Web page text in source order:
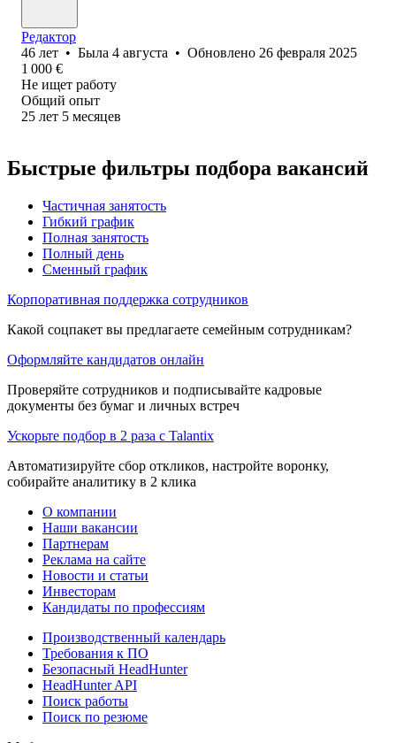
Редактор
46 лет • Была 4 августа • Обновлено 26 февраля 2025
1 000 €
Не ищет работу
Общий опыт
25 лет 5 месяцев
Быстрые фильтры подбора вакансий
Частичная занятость
Гибкий график
Полная занятость
Полный день
Сменный график
Корпоративная поддержка сотрудников
Какой соцпакет вы предлагаете семейным сотрудникам?
Оформляйте кандидатов онлайн
Проверяйте сотрудников и подписывайте кадровые
документы без бумаг и личных встреч
Ускорьте подбор в 2 раза с Talantix
Автоматизируйте сбор откликов, настройте воронку,
собирайте аналитику в 2 клика
О компании
Наши вакансии
Партнерам
Реклама на сайте
Новости и статьи
Инвесторам
Кандидаты по профессиям
Производственный календарь
Требования к ПО
Безопасный HeadHunter
HeadHunter API
Поиск работы
Поиск по резюме